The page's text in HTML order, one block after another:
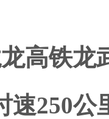
高铁龙
速250公